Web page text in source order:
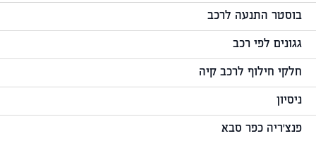
בוסטר התנעה לרכב
גגונים לפי רכב
חלקי חילוף לרכב קיה
ניסיון
פנצ'ריה כפר סבא